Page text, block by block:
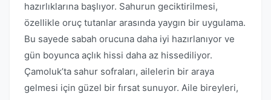
hazırlıklarına başlıyor. Sahurun geciktirilmesi,
özellikle oruç tutanlar arasında yaygın bir uygulama.
Bu sayede sabah orucuna daha iyi hazırlanıyor ve
gün boyunca açlık hissi daha az hissediliyor.
Çamoluk’ta sahur sofraları, ailelerin bir araya
gelmesi için güzel bir fırsat sunuyor. Aile bireyleri,